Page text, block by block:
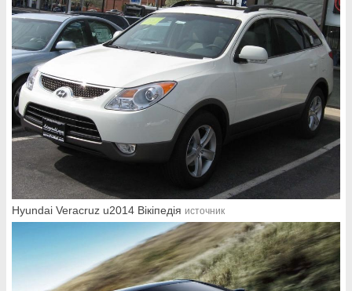
Hyundai Veracruz u2014 Вікіпедія источник